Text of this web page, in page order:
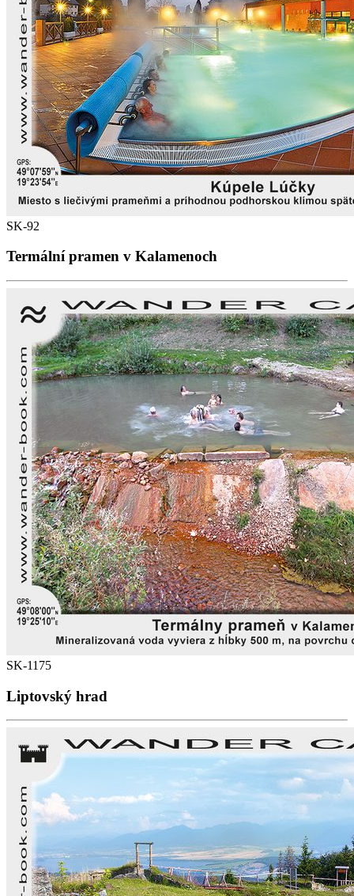
SK-92
Termální pramen v Kalamenoch
SK-1175
Liptovský hrad